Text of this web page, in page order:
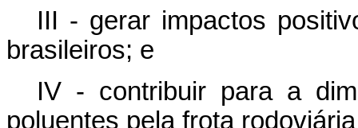
III - gerar impactos
brasileiros; e
IV - contribuir para a
poluentes pela frota